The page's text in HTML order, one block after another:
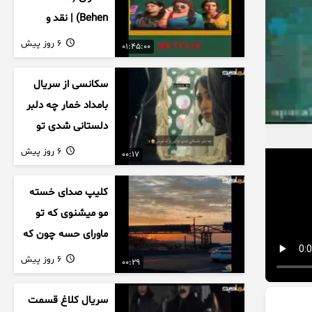
01:45:00
Behen) | نقد و
بررسی درام خانوادگی
هندی
00:17
سکانسی از سریال
بامداد خمار چه دلبر
دلستانی شدی تو
این بزک عروس..
00:29
کلیپ صدای خسته
مو میشنوی که تو
ماورای حسه چون که
داریم می رسیم به
اخرای قصه
سریال کلاغ قسمت